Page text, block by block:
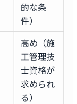
的な条
件）
高め（施
工管理技
士資格が
求められ
る）